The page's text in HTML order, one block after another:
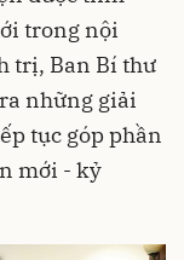
trong nội
trị, Ban Bí thư
những giải
tục góp phần
mới - kỷ